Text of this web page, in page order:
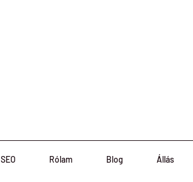
Rólam Blog Állás